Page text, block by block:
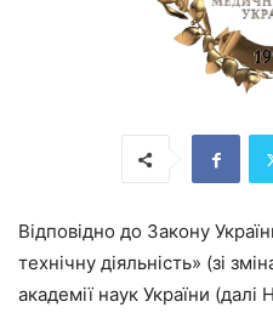
Відповідно до Закону
технічну діяльність» (зі
академії наук України